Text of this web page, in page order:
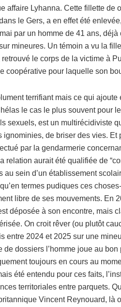
affaire Lyhanna. Cette fillette de
le Gers, a en effet été
par un homme de 41 ans,
mineures. Un témoin a vu la
le corps de la victime à
coopérative pour laquelle son
terrifiant mais ce qui ajoute
le cas le plus souvent pour
sexuels, est un multirécidiviste
ignominies, de briser des vies.
par la gendarmerie
relation aurait été qualifiée de
au sein d’un établissement
termes pudiques ces
libre de ses mouvements.
déposée à son encontre, mais
On croit rêver (ou plutôt
entre 2024 et 2025 sur une
de dossiers l’homme joue au
toujours en cours au
été entendu pour ces faits,
territoriales entre parquets.
Vincent Reynouard, là